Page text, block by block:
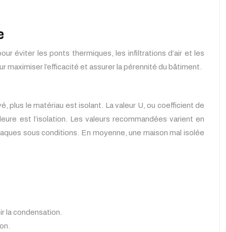
éviter les ponts thermiques, les infiltrations d’air et les
l’efficacité et assurer la pérennité du bâtiment.
plus le matériau est isolant. La valeur U, ou coefficient de
est l’isolation. Les valeurs recommandées varient en
sous conditions. En moyenne, une maison mal isolée
la condensation.